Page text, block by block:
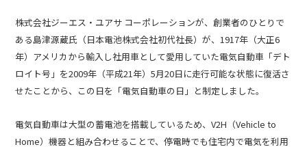
株式会社ジーエス・ユアサ コーポレーションが、創業者のひとりで
ある島津源蔵氏（日本電池株式会社初代社長）が、1917年（大正6
年）アメリカから輸入し社用車として愛用していた電気自動車「デト
ロイト号」を2009年（平成21年）5月20日に走行可能な状態に復活さ
せたことから、この日を「電気自動車の日」と制定しました。
電気自動車は大型の蓄電池を搭載しているため、V2H （Vehicle to
Home）機器と組み合わせることで、停電時でも住宅内で電気を利用